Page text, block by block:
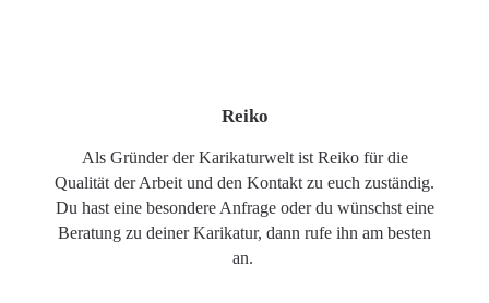
Reiko
Als Gründer der Karikaturwelt ist Reiko für die
Qualität der Arbeit und den Kontakt zu euch zuständig.
Du hast eine besondere Anfrage oder du wünschst eine
Beratung zu deiner Karikatur, dann rufe ihn am besten
an.